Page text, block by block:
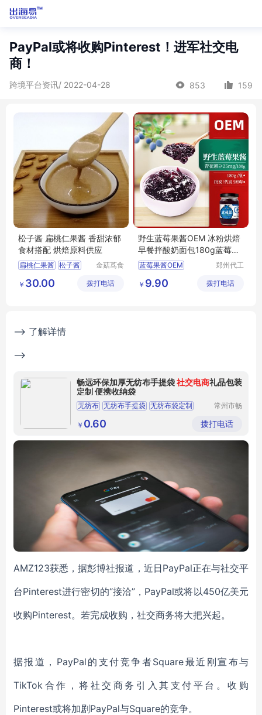
PayPal或将收购Pinterest！进军社交电
商！
跨境平台资讯/ 2022-04-28 853 159
松子酱 扁桃仁果酱 香甜浓郁
食材搭配 烘焙原料供应
扁桃仁果酱 松子酱
金菇茑食
有限责任
￥ 30.00 拨打电话
野生蓝莓果酱OEM 冰粉烘焙
早餐拌酸奶面包180g蓝莓酱
加工定制
蓝莓果酱OEM
蓝莓果酱加工定制
郑州代工
技有限公
￥ 9.90 拨打电话
--> 了解详情
-->
畅远环保加厚无纺布手提袋社交电商礼品包装
定制 便携收纳袋
无纺布 无纺布手提袋 无纺布袋定制
无纺布袋
常州市畅
制品有限
公司
￥ 0.60 拨打电话
AMZ123获悉，据彭博社报道，近日PayPal正在与社交平
台Pinterest进行密切的“接洽”，PayPal或将以450亿美元
收购Pinterest。若完成收购，社交商务将大把兴起。
据报道，PayPal的支付竞争者Square最近刚宣布与
TikTok合作，将社交商务引入其支付平台。收购
Pinterest或将加剧PayPal与Square的竞争。